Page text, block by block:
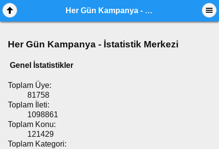
Her Gün Kampanya - İstatistik Merkezi
Her Gün Kampanya - İstatistik Merkezi
Genel İstatistikler
Toplam Üye:
81758
Toplam İleti:
1098861
Toplam Konu:
121429
Toplam Kategori: